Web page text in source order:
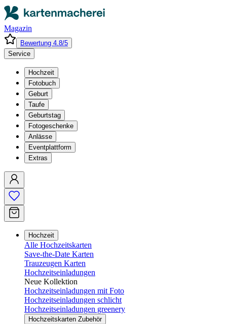
Magazin
Bewertung 4.8/5
Service
Hochzeit
Fotobuch
Geburt
Taufe
Geburtstag
Fotogeschenke
Anlässe
Eventplattform
Extras
Hochzeit
Alle Hochzeitskarten
Save-the-Date Karten
Trauzeugen Karten
Hochzeitseinladungen
Neue Kollektion
Hochzeitseinladungen mit Foto
Hochzeitseinladungen schlicht
Hochzeitseinladungen greenery
Hochzeitskarten Zubehör